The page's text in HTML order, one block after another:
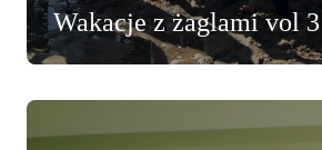
Wakacje z żaglami vol 3